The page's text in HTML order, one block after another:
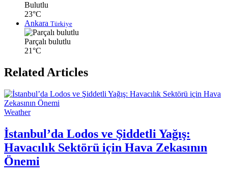
Bulutlu
23°C
Ankara Türkiye
Parçalı bulutlu
21°C
Related Articles
Weather
İstanbul’da Lodos ve Şiddetli Yağış:
Havacılık Sektörü için Hava Zekasının
Önemi